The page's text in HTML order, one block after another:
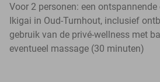
Voor 2 personen: een
Ikigai in Oud-Turnhout, inclusief
gebruik van de privé-wellness met
eventueel massage (30 minuten)